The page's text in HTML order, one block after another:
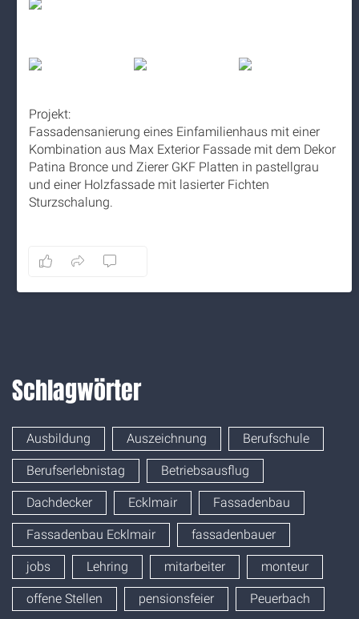
Projekt:
Fassadensanierung eines Einfamilienhaus mit einer
Kombination aus Max Exterior Fassade mit dem Dekor
Patina Bronce und Zierer GKF Platten in pastellgrau
und einer Holzfassade mit lasierter Fichten
Sturzschalung.
Schlagwörter
Ausbildung Auszeichnung Berufschule
Berufserlebnistag Betriebsausflug
Dachdecker Ecklmair Fassadenbau
Fassadenbau Ecklmair fassadenbauer
jobs Lehring mitarbeiter monteur
offene Stellen pensionsfeier Peuerbach